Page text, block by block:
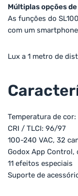
Múltiplas opções
As funções do
com um
Lux a 1 metro de
Temperatura de
CRI / TLCI: 96/97
100-240 VAC, 32
Godox App Control,
11 efeitos especiais
Suporte de